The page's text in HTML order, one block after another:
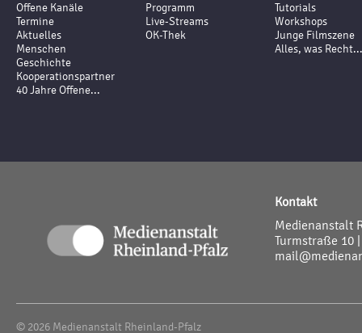
Offene Kanäle
Termine
Aktuelles
Menschen
Geschichte
Kooperationspartner
40 Jahre Offene...
Programm
Live-Streams
OK-Thek
Tutorials
Workshops
Junge Filmszene
Alles, was Recht...
Kontakt
Medienanstalt
Turmstraße 10
© 2026 Medienanstalt Rheinland-Pfalz